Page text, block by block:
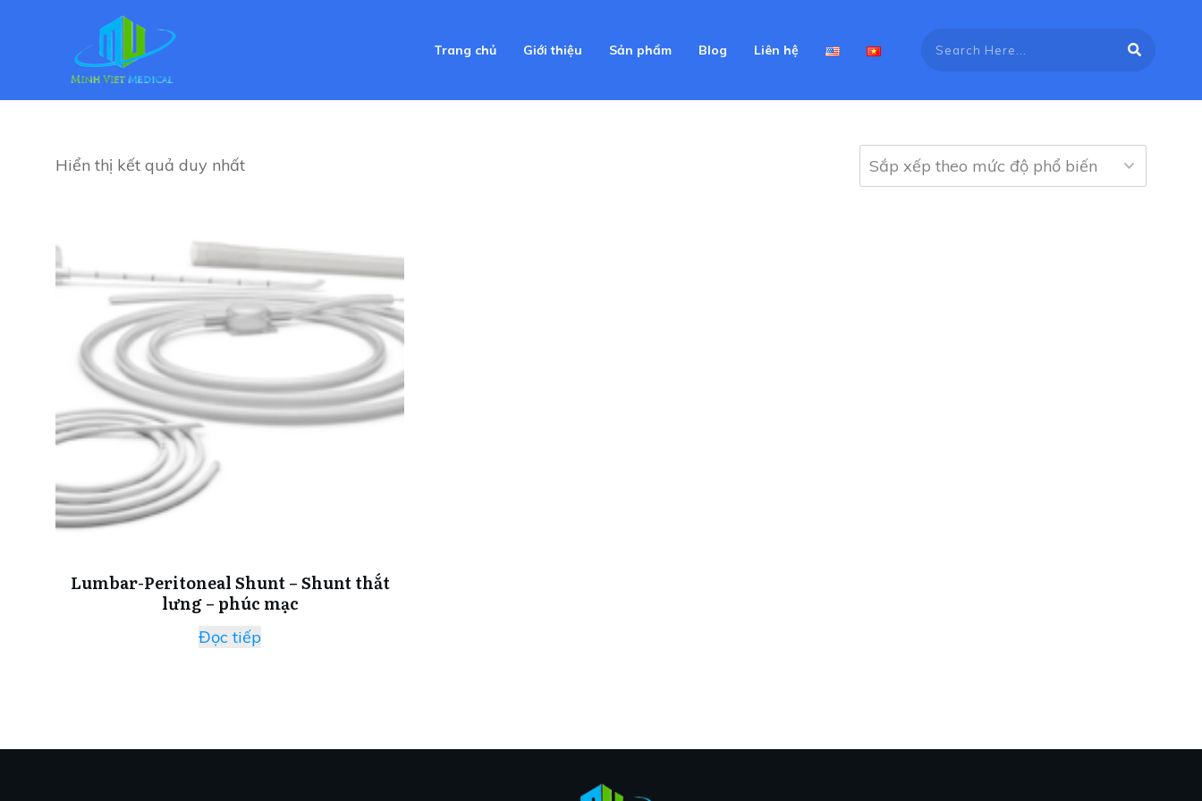
Trang chủ Giới thiệu Sản phẩm Blog Liên hệ
Hiển thị kết quả duy nhất
Lumbar-Peritoneal Shunt – Shunt thắt
lưng – phúc mạc
Đọc tiếp